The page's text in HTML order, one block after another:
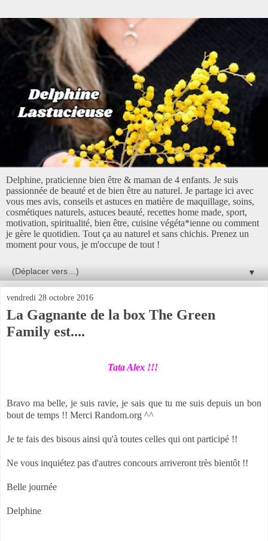
Delphine, praticienne bien être & maman de 4 enfants. Je suis
passionnée de beauté et de bien être au naturel. Je partage ici avec
vous mes avis, conseils et astuces en matière de maquillage, soins,
cosmétiques naturels, astuces beauté, recettes home made, sport,
motivation, spiritualité, bien être, cuisine végéta*ienne ou comment
je gère le quotidien. Tout ça au naturel et sans chichis. Prenez un
moment pour vous, je m'occupe de tout !
▼
vendredi 28 octobre 2016
La Gagnante de la box The Green
Family est....
Tata Alex !!!
Bravo ma belle, je suis ravie, je sais que tu me suis depuis un bon
bout de temps !! Merci Random.org ^^
Je te fais des bisous ainsi qu'à toutes celles qui ont participé !!
Ne vous inquiétez pas d'autres concours arriveront très bientôt !!
Belle journée
Delphine